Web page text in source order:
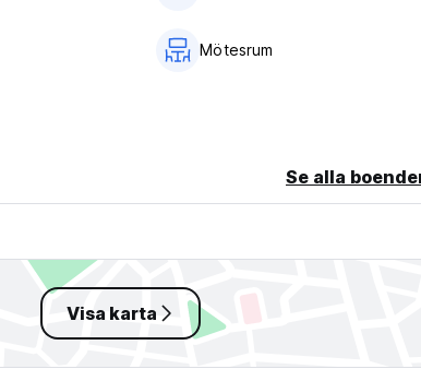
Mötesrum
Se alla
Visa karta